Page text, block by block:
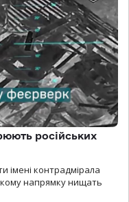
російських
імені контрадмірала
напрямку нищать